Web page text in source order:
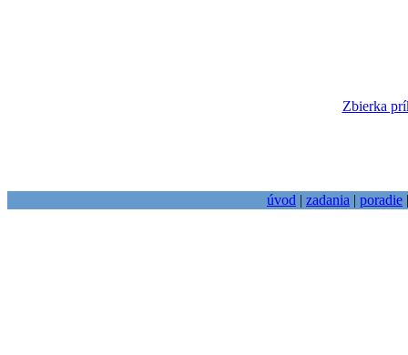
Zbierka
úvod | zadania | poradie